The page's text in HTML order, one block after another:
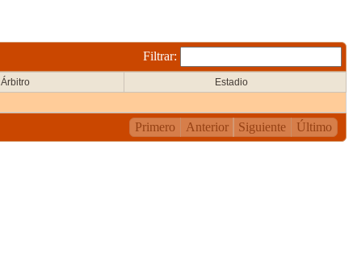
Filtrar:
Árbitro Estadio
Primero Anterior Siguiente Último